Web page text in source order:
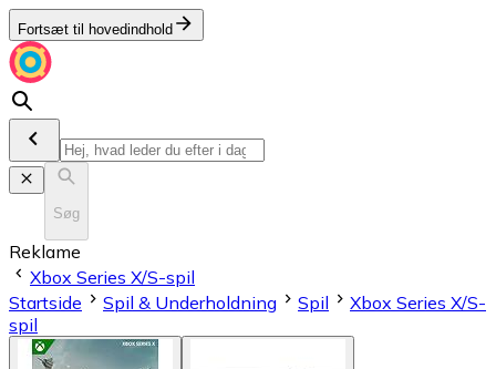
Fortsæt til hovedindhold
Søg
Reklame
Xbox Series X/S-spil
Startside
Spil & Underholdning Spil
Xbox Series X/S-
spil